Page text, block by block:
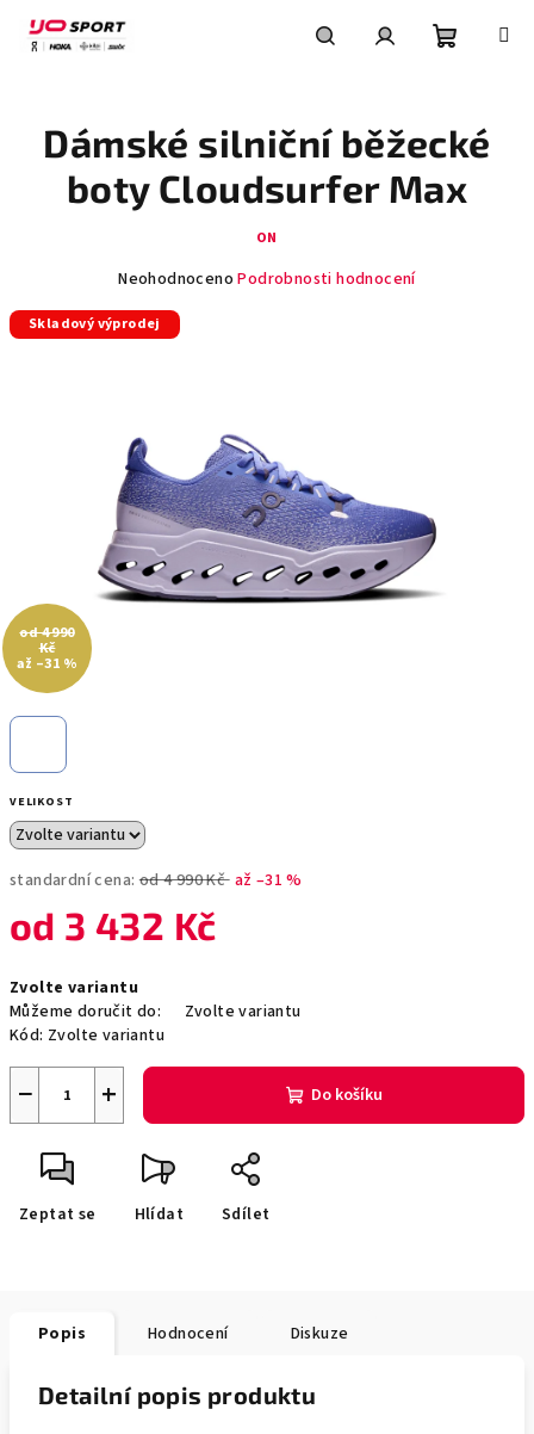
obsah
košík
VELIKOST
standardní cena: od 4 990 Kč až –31 %
od 3 432 Kč
cena:
Zvolte variantu
Můžeme doručit do:
Zvolte variantu
Kód: Zvolte variantu
+
− Do košíku
Zeptat se Hlídat Sdílet
Dámské silniční běžecké
boty Cloudsurfer Max
ON
Průměrné
produktu
hvězdiček.
Neohodnoceno Podrobnosti hodnocení
Skladový výprodej
od 4 990
Kč
až –31 %
Popis Hodnocení Diskuze
Detailní popis produktu